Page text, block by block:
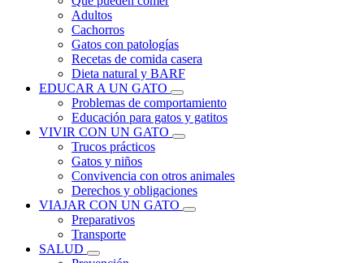
Adultos
Cachorros
Gatos con patologías
Recetas de comida casera
Dieta natural y BARF
EDUCAR A UN GATO
Problemas de comportamiento
Educación para gatos y gatitos
VIVIR CON UN GATO
Trucos prácticos
Gatos y niños
Convivencia con otros animales
Derechos y obligaciones
VIAJAR CON UN GATO
Preparativos
Transporte
SALUD